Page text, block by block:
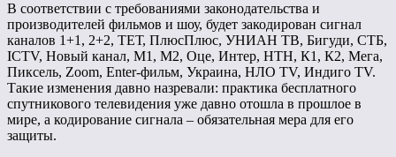
В соответствии с требованиями законодательства и
производителей фильмов и шоу, будет закодирован сигнал
каналов 1+1, 2+2, ТЕТ, ПлюсПлюс, УНИАН ТВ, Бигуди, СТБ,
ICTV, Новый канал, М1, М2, Оце, Интер, НТН, К1, К2, Мега,
Пиксель, Zoom, Enter-фильм, Украина, НЛО TV, Индиго TV.
Такие изменения давно назревали: практика бесплатного
спутникового телевидения уже давно отошла в прошлое в
мире, а кодирование сигнала – обязательная мера для его
защиты.